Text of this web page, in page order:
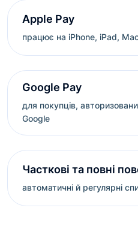
Apple Pay
працює на iPhone, iPad,
Google Pay
для покупців,
Google
Часткові та повні
автоматичні й регулярні